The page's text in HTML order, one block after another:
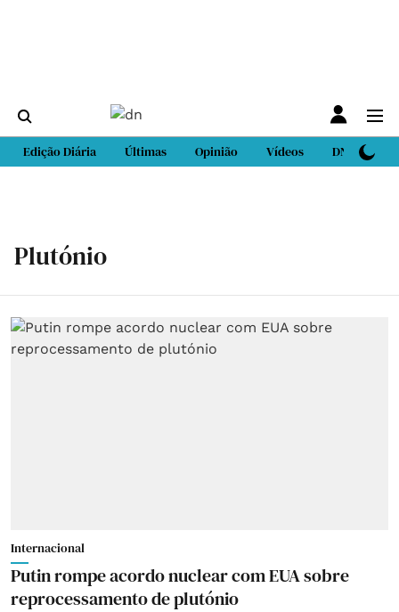
Edição Diária Últimas Opinião Vídeos DN Sport
Plutónio
Internacional
Putin rompe acordo nuclear com EUA sobre
reprocessamento de plutónio